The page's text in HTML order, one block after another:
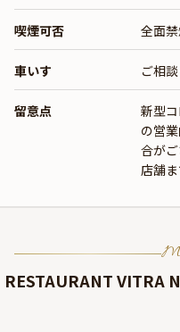
喫煙可否 全面
車いす ご相談
留意点
新型
の営
合が
店舗
RESTAURANT VITRA